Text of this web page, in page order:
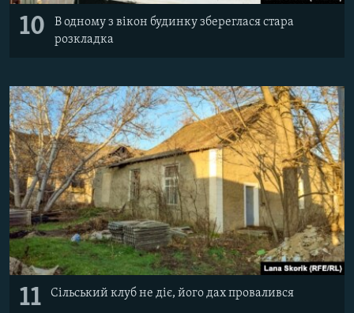
10
В одному з вікон будинку збереглася стара
розкладка
11 Сільський клуб не діє, його дах провалився